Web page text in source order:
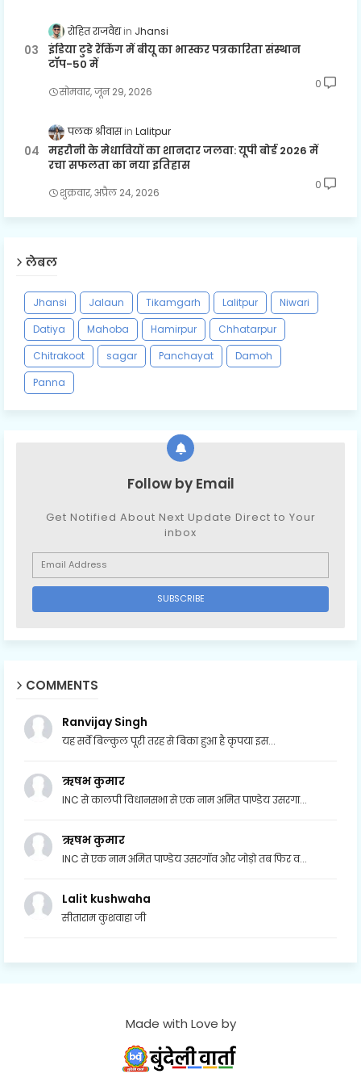
रोहित राजवैद्य Jhansi
इंडिया टुडे रैंकिंग में बीयू का भास्कर पत्रकारिता संस्थान
टॉप-50 में
सोमवार, जून 29, 2026
0
पलक श्रीवास Lalitpur
महरौनी के मेधावियों का शानदार जलवा: यूपी बोर्ड 2026 में
रचा सफलता का नया इतिहास
शुक्रवार, अप्रैल 24, 2026
0
लेबल
Jhansi Jalaun Tikamgarh Lalitpur
Niwari
Datiya
Mahoba Hamirpur
Chhatarpur
Chitrakoot
sagar Panchayat
Damoh
Panna
Follow by Email
Get Notified About Next Update Direct to Your
inbox
COMMENTS
Ranvijay Singh
यह सर्वे बिल्कुल पूरी तरह से बिका हुआ है कृपया इस...
ऋषभ कुमार
INC से कालपी विधानसभा से एक नाम अमित पाण्डेय उसरगा...
ऋषभ कुमार
INC से एक नाम अमित पाण्डेय उसरगॉव और जोड़ो तब फिर व...
Lalit kushwaha
सीताराम कुशवाहा जी
Made with Love by